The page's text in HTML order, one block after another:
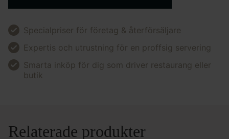
Specialpriser för företag & återförsäljare
Expertis och utrustning för en proffsig servering
Smarta inköp för dig som driver restaurang eller
butik
Relaterade produkter